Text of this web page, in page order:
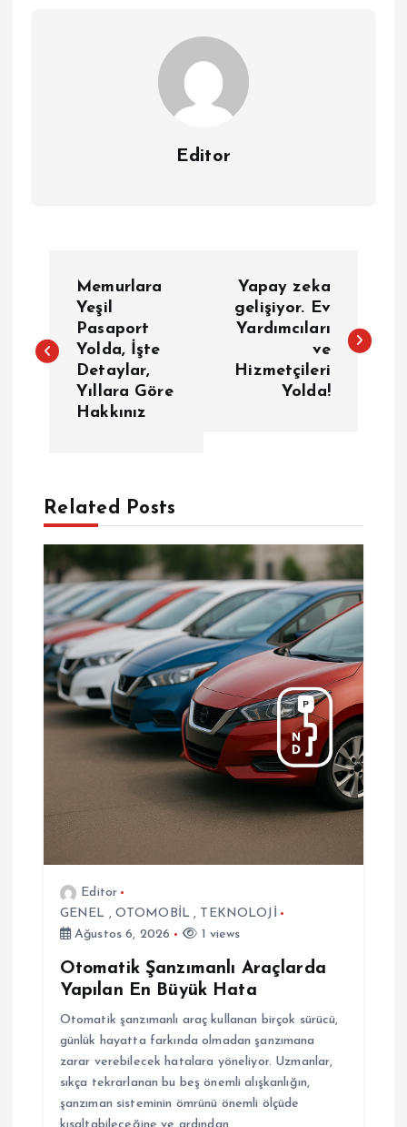
Editor
z
e
z
n
m
e
Memurlara
Yeşil
Pasaport
Yolda, İşte
Detaylar,
Yıllara Göre
Hakkınız
Yapay zeka
gelişiyor. Ev
Yardımcıları
ve
Hizmetçileri
Yolda!
Related Posts
Editor
GENEL , OTOMOBİL , TEKNOLOJİ
Ağustos 6, 2026
1 views
Otomatik Şanzımanlı Araçlarda
Yapılan En Büyük Hata
Otomatik şanzımanlı araç kullanan birçok sürücü,
günlük hayatta farkında olmadan şanzımana
zarar verebilecek hatalara yöneliyor. Uzmanlar,
sıkça tekrarlanan bu beş önemli alışkanlığın,
şanzıman sisteminin ömrünü önemli ölçüde